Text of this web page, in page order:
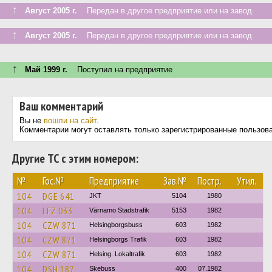
↑ Август 2005 г. Передан в другое предприятие или на завод
↑ Август 2005 г. Передан в другое предприятие или на завод
↑ Май 1999 г. Поступил на предприятие
Ваш комментарий
Вы не вошли на сайт.
Комментарии могут оставлять только зарегистрированные
Другие ТС с этим номером:
№ Гос.№ Предприятие Зав.№ Постр. Утил.
104 DGE 641 JKT 5104 1980
104 LFZ 033 Värnamo Stadstrafik 5153 1982
104 CZW 871 Helsingborgsbuss 603 1982
104 CZW 871 Helsingborgs Trafik 603 1982
104 CZW 871 Helsing. Lokaltrafik 603 1982
104 DSH 187 Skebuss 400 07.1982